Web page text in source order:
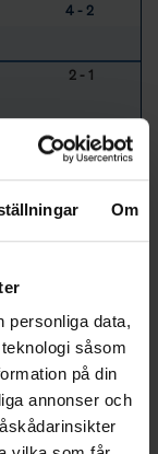
Om
personliga data,
såsom
på din
annonser och
4 - 2
2 - 1
0 - 3
4 - 3
3 - 4